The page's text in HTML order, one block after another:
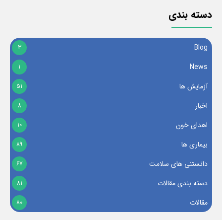
دسته بندی
Blog
3
News
1
آزمایش ها 51
اخبار 8
اهدای خون 10
بیماری ها 89
دانستنی های سلامت 67
دسته بندی مقالات 81
مقالات 80